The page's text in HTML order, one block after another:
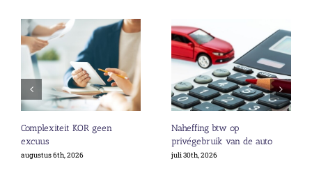
Complexiteit KOR geen
excuus
augustus 6th, 2026
Naheffing btw op
privégebruik van de auto
juli 30th, 2026